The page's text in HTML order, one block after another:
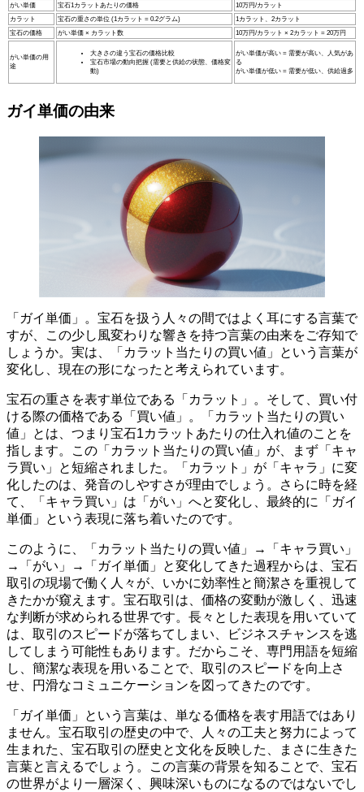
がい単価 宝石1カラットあたりの価格
10万円/カラット
カラット
宝石の重さの単位 (1カラット = 0.2グラム)
1カラット、2カラット
宝石の価格
がい単価 × カラット数 10万円/カラット × 2カラット = 20万円
がい単価の用
途
大きさの違う宝石の価格比較
宝石市場の動向把握 (需要と供給の状態、価格変
動)
がい単価が高い = 需要が高い、人気があ
る
がい単価が低い = 需要が低い、供給過多
ガイ単価の由来
「ガイ単価」
。宝石を扱う人々の間ではよく耳にする言葉で
すが、この少し風変わりな響きを持つ言葉の由来をご存知で
しょうか。実は、
「カラット当たりの買い値」
という言葉が
変化し、現在の形になったと考えられています。
宝石の重さを表す単位である「カラット」。そして、買い付
ける際の価格である「買い値」。「カラット当たりの買い
値」とは、つまり 宝石1カラットあたりの仕入れ値のことを
指します。この「カラット当たりの買い値」が、まず「キャ
ラ買い」と短縮されました。「カラット」が「キャラ」に変
化したのは、発音のしやすさが理由でしょう。さらに時を経
て、「キャラ買い」は「がい」へと変化し、最終的に「ガイ
単価」という表現に落ち着いたのです。
このように、
「カラット当たりの買い値」→「キャラ買い」
→「がい」→「ガイ単価」
と変化してきた過程からは、宝石
取引の現場で働く人々が、いかに効率性と簡潔さを重視して
きたかが窺えます。宝石取引は、価格の変動が激しく、迅速
な判断が求められる世界です。長々とした表現を用いていて
は、取引のスピードが落ちてしまい、ビジネスチャンスを逃
してしまう可能性もあります。だからこそ、専門用語を短縮
し、簡潔な表現を用いることで、 取引のスピードを向上さ
せ、円滑なコミュニケーションを図ってきたのです。
「ガイ単価」という言葉は、単なる価格を表す用語ではあり
ません。宝石取引の歴史の中で、人々の工夫と努力によって
生まれた、 宝石取引の歴史と文化を反映した
、まさに生きた
言葉と言えるでしょう。この言葉の背景を知ることで、宝石
の世界がより一層深く、興味深いものになるのではないでし